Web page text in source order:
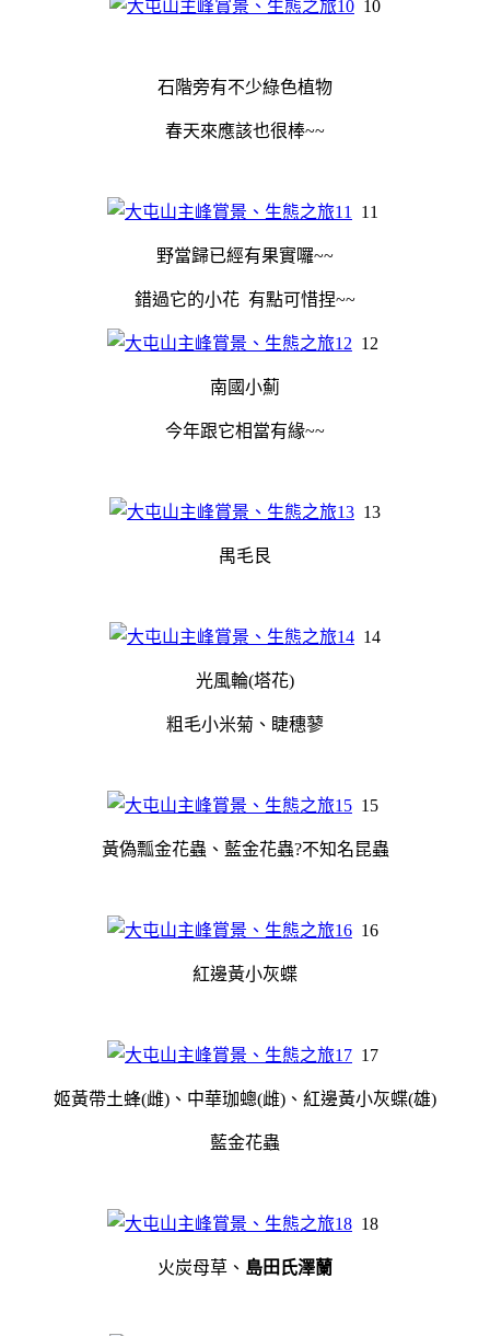
10
石階旁有不少綠色植物
春天來應該也很棒~~
11
野當歸已經有果實囉~~
錯過它的小花 有點可惜捏~~
12
南國小薊
今年跟它相當有緣~~
13
禺毛艮
14
光風輪(塔花)
粗毛小米菊、睫穗蓼
15
黃偽瓢金花蟲、藍金花蟲?不知名昆蟲
16
紅邊黃小灰蝶
17
姬黃帶土蜂(雌)、中華珈蟌(雌)、紅邊黃小灰蝶(雄)
藍金花蟲
18
火炭母草、 島田氏澤蘭